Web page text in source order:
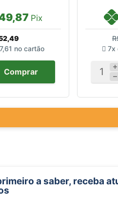
Pix
no cartão
Comprar
7x
a saber, receba